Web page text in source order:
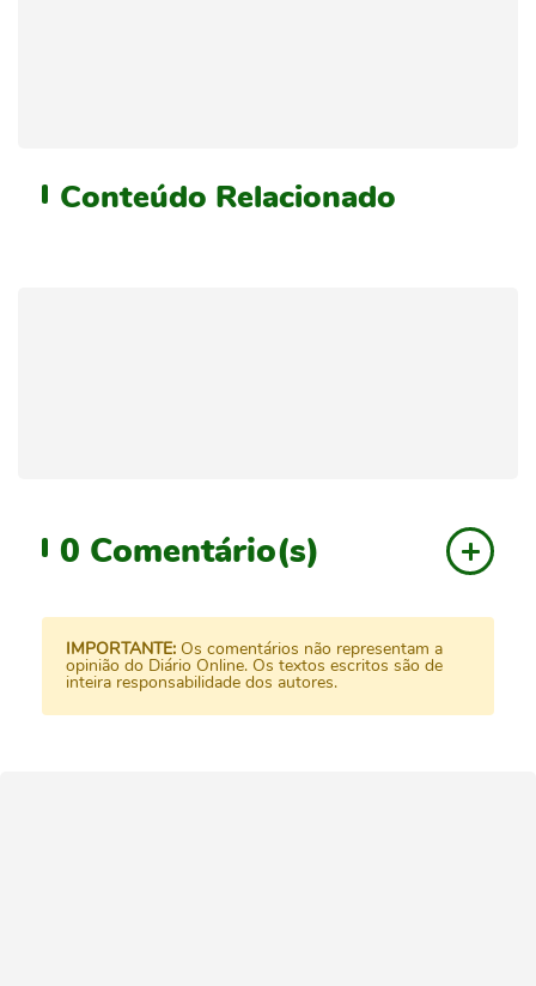
Conteúdo Relacionado
0 Comentário(s)
IMPORTANTE: Os comentários não representam a
opinião do Diário Online. Os textos escritos são de
inteira responsabilidade dos autores.